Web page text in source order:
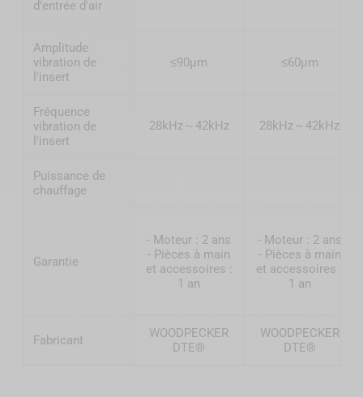
d'entrée d'air
Amplitude
vibration de
l'insert
≤90μm ≤60μm
Fréquence
vibration de
l'insert
28kHz～42kHz 28kHz～42kHz
Puissance de
chauffage
Garantie
- Moteur : 2 ans
- Pièces à main
et accessoires :
1 an
- Moteur : 2 ans
- Pièces à main
et accessoires :
1 an
Fabricant
WOODPECKER
DTE®
WOODPECKER
DTE®